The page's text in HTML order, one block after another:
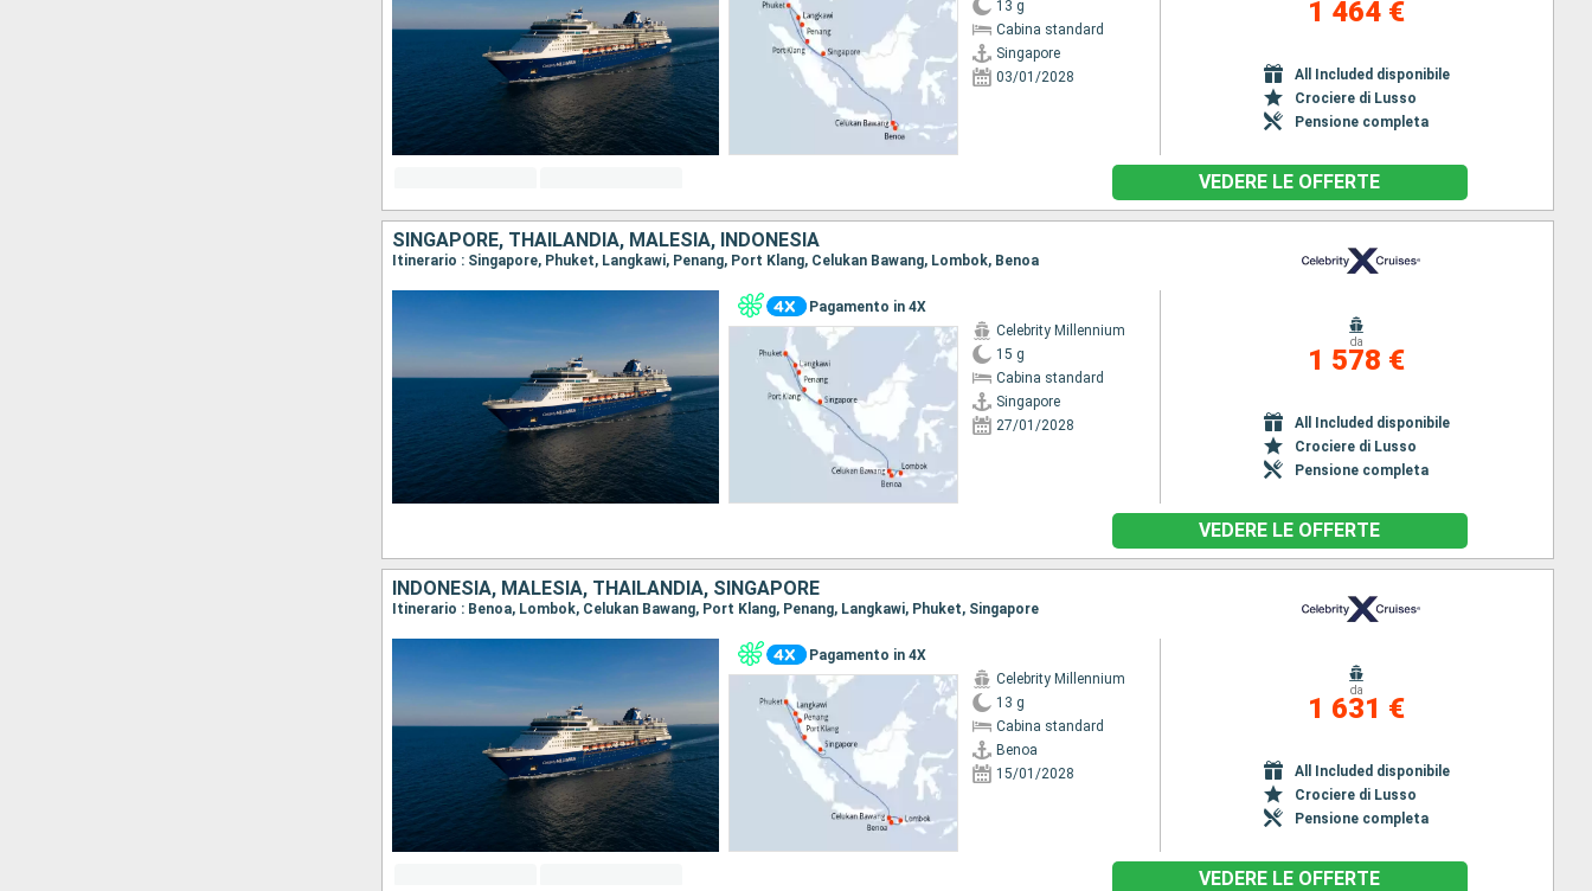
13 g
Cabina standard
Singapore
03/01/2028
1 464 €
All Included disponibile
Crociere di Lusso
Pensione completa
VEDERE LE OFFERTE
SINGAPORE, THAILANDIA, MALESIA, INDONESIA
Itinerario : Singapore, Phuket, Langkawi, Penang, Port Klang, Celukan Bawang, Lombok, Benoa
Pagamento in 4X
Celebrity Millennium
15 g
Cabina standard
Singapore
27/01/2028
da
1 578 €
All Included disponibile
Crociere di Lusso
Pensione completa
VEDERE LE OFFERTE
INDONESIA, MALESIA, THAILANDIA, SINGAPORE
Itinerario : Benoa, Lombok, Celukan Bawang, Port Klang, Penang, Langkawi, Phuket, Singapore
Pagamento in 4X
Celebrity Millennium
13 g
Cabina standard
Benoa
15/01/2028
da
1 631 €
All Included disponibile
Crociere di Lusso
Pensione completa
VEDERE LE OFFERTE